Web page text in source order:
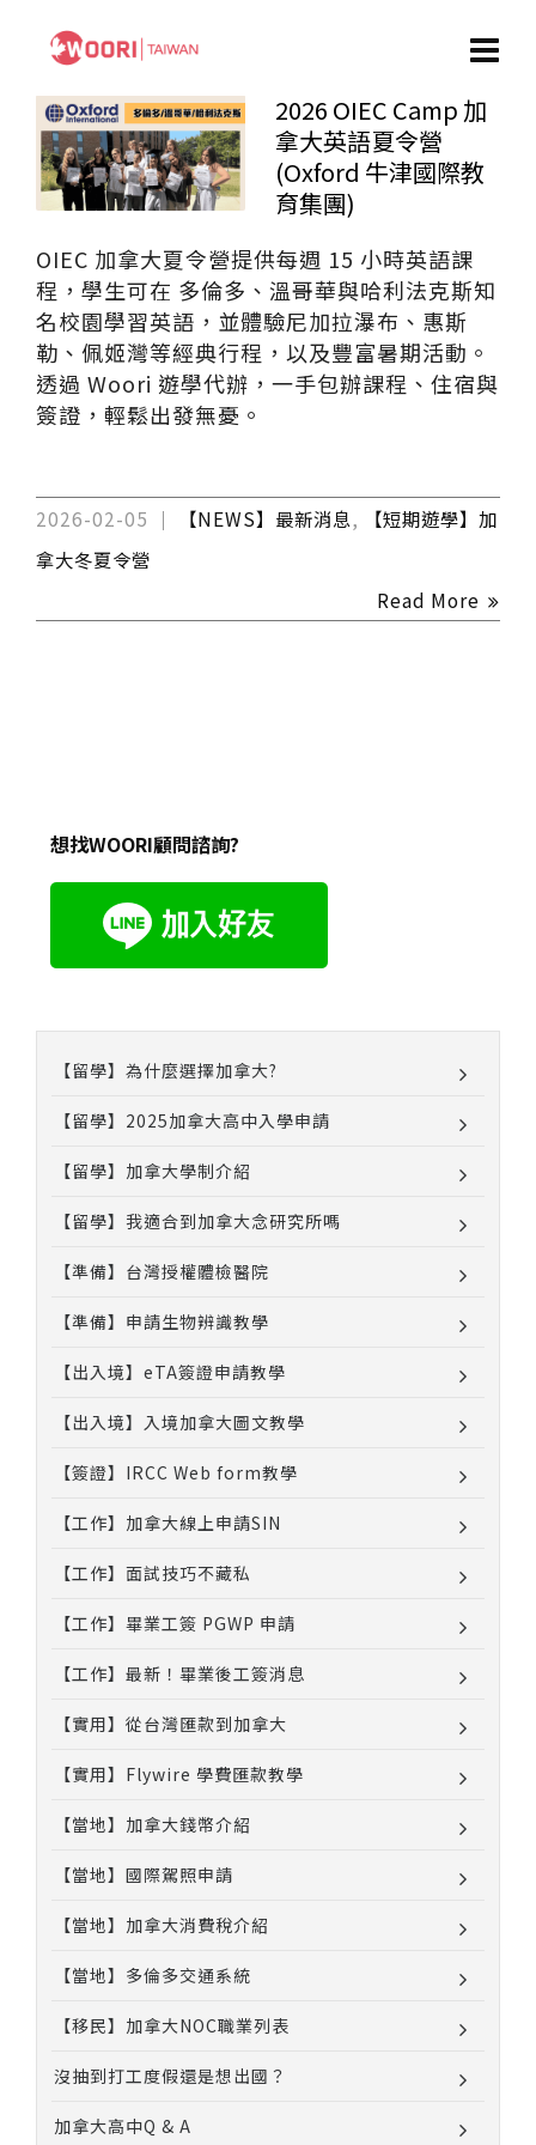
2026 OIEC Camp 加
拿大英語夏令營
(Oxford 牛津國際教
育集團)
OIEC 加拿大夏令營提供每週 15 小時英語課
程，學生可在 多倫多、溫哥華與哈利法克斯知
名校園學習英語，並體驗尼加拉瀑布、惠斯
勒、佩姬灣等經典行程，以及豐富暑期活動。
透過 Woori 遊學代辦，一手包辦課程、住宿與
簽證，輕鬆出發無憂。
2026-02-05 【NEWS】最新消息,
【短期遊學】加
拿大冬夏令營
Read More
想找WOORI顧問諮詢?
【留學】為什麼選擇加拿大?
【留學】2025加拿大高中入學申請
【留學】加拿大學制介紹
【留學】我適合到加拿大念研究所嗎
【準備】台灣授權體檢醫院
【準備】申請生物辨識教學
【出入境】eTA簽證申請教學
【出入境】入境加拿大圖文教學
【簽證】IRCC Web form教學
【工作】加拿大線上申請SIN
【工作】面試技巧不藏私
【工作】畢業工簽 PGWP 申請
【工作】最新！畢業後工簽消息
【實用】從台灣匯款到加拿大
【實用】Flywire 學費匯款教學
【當地】加拿大錢幣介紹
【當地】國際駕照申請
【當地】加拿大消費稅介紹
【當地】多倫多交通系統
【移民】加拿大NOC職業列表
沒抽到打工度假還是想出國？
加拿大高中Q & A